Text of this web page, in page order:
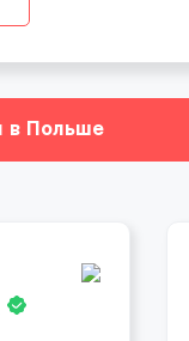
в Польше